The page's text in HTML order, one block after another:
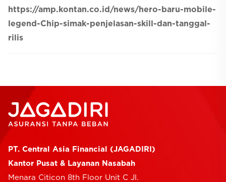
https://amp.kontan.co.id/news/hero-baru-mobile-
legend-Chip-simak-penjelasan-skill-dan-tanggal-
rilis
PT. Central Asia Financial (JAGADIRI)
Kantor Pusat & Layanan Nasabah
Menara Citicon 8th Floor Unit C Jl.